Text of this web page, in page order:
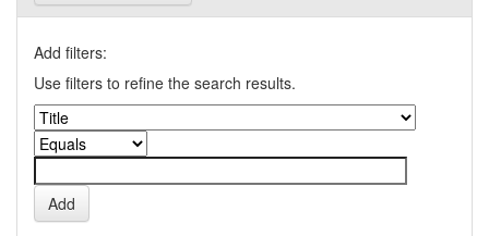
Add filters:
Use filters to refine the search results.